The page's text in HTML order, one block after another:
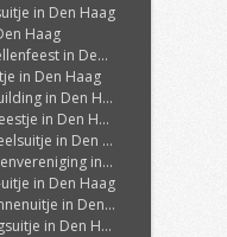
in Den Haag
Haag
in Den Haag
in Den Haag
in Den Haag
in Den Haag
in Den Haag
in Den Haag
in Den Haag
in Den Haag
in Den Haag